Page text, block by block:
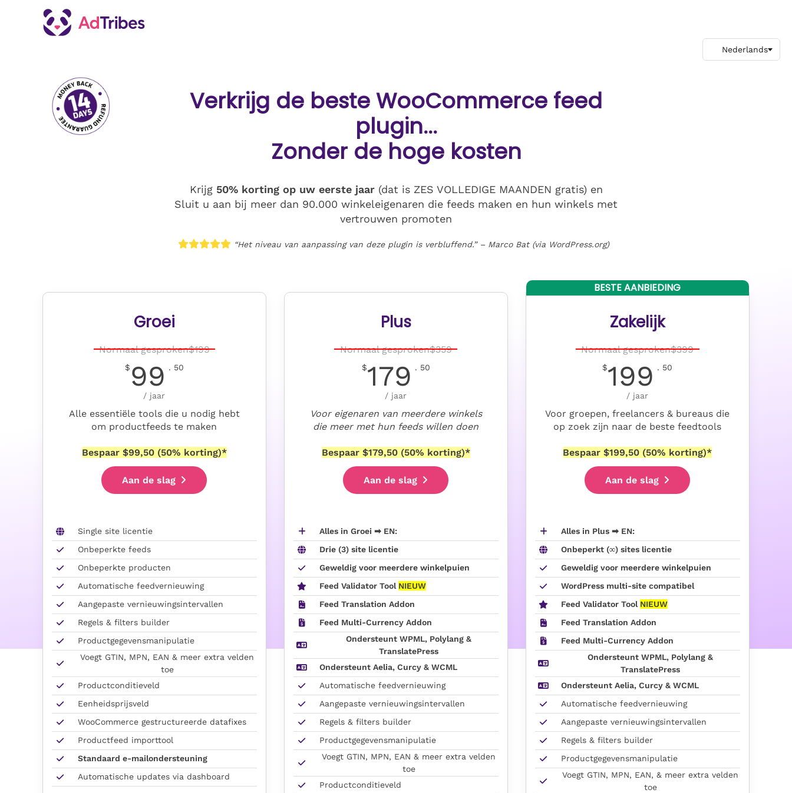
Verkrijg de beste WooCommerce feed
plugin...
Zonder de hoge kosten
Krijg 50% korting op uw eerste jaar(dat is ZES VOLLEDIGE MAANDEN gratis) en
Sluit u aan bij meer dan 90.000 winkeleigenaren die feeds maken en hun winkels met
vertrouwen promoten
“Het niveau van aanpassing van deze plugin is verbluffend.” – Marco Bat (via WordPress.org)
Groei
Normaal gesproken$199
$ 99 . 50
/ jaar
Alle essentiële tools die u nodig hebt
om productfeeds te maken
Bespaar $99,50 (50% korting)*
Aan de slag
Single site licentie
Onbeperkte feeds
Onbeperkte producten
Automatische feedvernieuwing
Aangepaste vernieuwingsintervallen
Regels & filters builder
Productgegevensmanipulatie
Voegt GTIN, MPN, EAN & meer extra velden
toe
Productconditieveld
Eenheidsprijsveld
WooCommerce gestructureerde datafixes
Productfeed importtool
Standaard e-mailondersteuning
Automatische updates via dashboard
Plus
Normaal gesproken$359
$179 . 50
/ jaar
Voor eigenaren van meerdere winkels
die meer met hun feeds willen doen
Bespaar $179,50 (50% korting)*
Aan de slag
Alles in Groei ➡ EN:
Drie (3) site licentie
Geweldig voor meerdere winkelpuien
Feed Validator Tool NIEUW
Feed Translation Addon
Feed Multi-Currency Addon
Ondersteunt WPML, Polylang &
TranslatePress
Ondersteunt Aelia, Curcy & WCML
Automatische feedvernieuwing
Aangepaste vernieuwingsintervallen
Regels & filters builder
Productgegevensmanipulatie
Voegt GTIN, MPN, EAN & meer extra velden
toe
Productconditieveld
BESTE AANBIEDING
Zakelijk
Normaal gesproken$399
$199 . 50
/ jaar
Voor groepen, freelancers & bureaus die
op zoek zijn naar de beste feedtools
Bespaar $199,50 (50% korting)*
Aan de slag
Alles in Plus ➡ EN:
Onbeperkt (∞) sites licentie
Geweldig voor meerdere winkelpuien
WordPress multi-site compatibel
Feed Validator Tool NIEUW
Feed Translation Addon
Feed Multi-Currency Addon
Ondersteunt WPML, Polylang &
TranslatePress
Ondersteunt Aelia, Curcy & WCML
Automatische feedvernieuwing
Aangepaste vernieuwingsintervallen
Regels & filters builder
Productgegevensmanipulatie
Voegt GTIN, MPN, EAN, & meer extra velden
toe